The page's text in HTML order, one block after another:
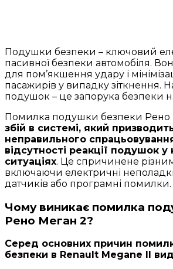
Подушки безпеки – ключовий
пасивної безпеки автомобіля.
для пом’якшення удару і
пасажирів у випадку зіткнення.
подушок – це запорука безпеки
Помилка подушки безпеки Рено
збій в системі, який
неправильного
відсутності реакції подушок у
ситуаціях. Це спричинене
включаючи електричні
датчиків або програмні помилки.
Чому виникає помилка
Рено Меган 2?
Серед основних причин
безпеки в Renault Megane II